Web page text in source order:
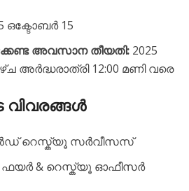
ഒക്ടോബർ 15
അവസാന തീയതി:2025
അർദ്ധരാത്രി 12:00 മണി വരെ
വിവരങ്ങൾ
റെസ്ക്യൂ സർവീസസ്
& റെസ്ക്യൂ ഓഫീസർ